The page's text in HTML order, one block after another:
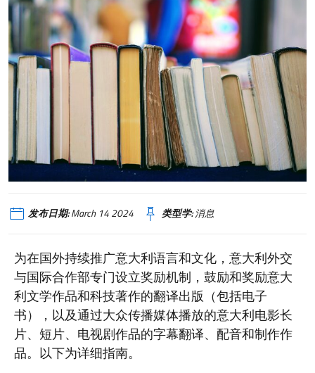
发布日期:March 14 2024 类型学:消息
为在国外持续推广意大利语言和文化，意大利外交
与国际合作部专门设立奖励机制，鼓励和奖励意大
利文学作品和科技著作的翻译出版（包括电子
书），以及通过大众传播媒体播放的意大利电影长
片、短片、电视剧作品的字幕翻译、配音和制作作
品。以下为详细指南。